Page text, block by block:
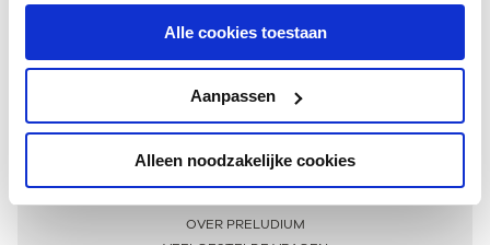
Alle cookies toestaan
Aanpassen
Alleen noodzakelijke cookies
Meer informatie
OVER PRELUDIUM